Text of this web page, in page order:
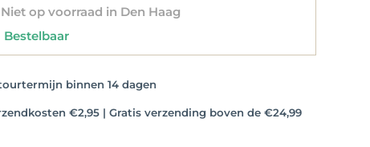
Niet op voorraad in Den Haag
binnen 14 dagen
€2,95 | Gratis verzending boven de €24,99